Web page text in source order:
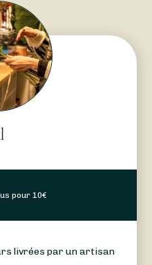
pour10€
livrées par un artisan